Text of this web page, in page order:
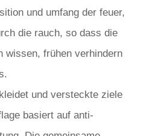
und umfang der feuer,
die rauch, so dass die
wissen, frühen verhindern
und versteckte ziele
basiert auf anti-